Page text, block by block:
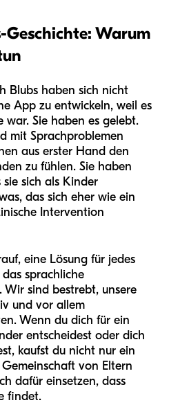
Geschichte: Warum
Blubs haben sich nicht
App zu entwickeln, weil es
war. Sie haben es gelebt.
mit Sprachproblemen
aus erster Hand den
zu fühlen. Sie haben
sich als Kinder
das sich eher wie ein
Intervention
eine Lösung für jedes
sprachliche
sind bestrebt, unsere
und vor allem
Wenn du dich für ein
entscheidest oder dich
kaufst du nicht nur ein
von Eltern
dafür einsetzen, dass
findet.